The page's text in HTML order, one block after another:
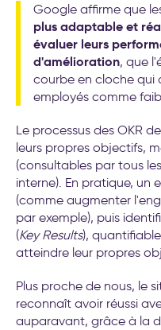
Google affirme que
plus adaptable et
évaluer leurs
d'amélioration, que
courbe en cloche qui
employés comme
Le processus des OKR
leurs propres objectifs,
(consultables par tous
interne). En pratique, un
(comme augmenter
par exemple), puis
(Key Results),
atteindre leur propres
Plus proche de nous, le
reconnaît avoir réussi
auparavant, grâce à la